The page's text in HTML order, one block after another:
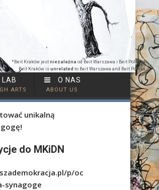
*Beit Kraków jest niezależna od Beit Warszawa i Beit Polska |
Beit Kraków is unrelated to Beit Warszawa and Beit Polska
LAB
ARTS
O NAS
ABOUT US
unikalną
do MKiDN
p/oc
synagoge